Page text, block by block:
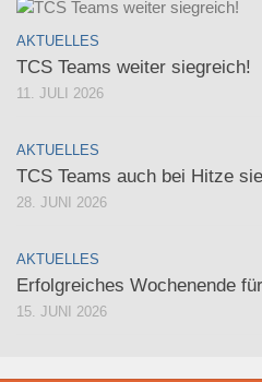
AKTUELLES
TCS Teams weiter siegreich!
11. JULI 2026
AKTUELLES
TCS Teams auch bei Hitze
28. JUNI 2026
AKTUELLES
Erfolgreiches Wochenende
15. JUNI 2026